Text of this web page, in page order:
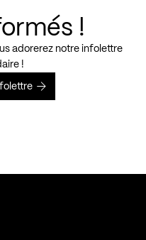
!
adorerez notre infolettre
!